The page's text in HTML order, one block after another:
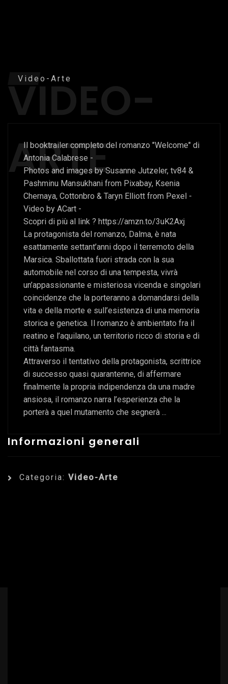
VIDEO-
ARTE
Video-Arte
Il booktrailer completo del romanzo "Welcome" di
Antonia Calabrese -
Photos and images by Susanne Jutzeler, tv84 &
Pashminu Mansukhani from Pixabay, Ksenia
Chernaya, Cottonbro & Taryn Elliott from Pexel -
Video by ACart -
Scopri di più al link ? https://amzn.to/3uK2Axj
La protagonista del romanzo, Dalma, è nata
esattamente settant’anni dopo il terremoto della
Marsica. Sballottata fuori strada con la sua
automobile nel corso di una tempesta, vivrà
un’appassionante e misteriosa vicenda e singolari
coincidenze che la porteranno a domandarsi della
vita e della morte e sull’esistenza di una memoria
storica e genetica. Il romanzo è ambientato fra il
reatino e l’aquilano, un territorio ricco di storia e di
città fantasma.
Attraverso il tentativo della protagonista, scrittrice
di successo quasi quarantenne, di affermare
finalmente la propria indipendenza da una madre
ansiosa, il romanzo narra l’esperienza che la
porterà a quel mutamento che segnerà ...
Informazioni generali
Categoria: Video-Arte